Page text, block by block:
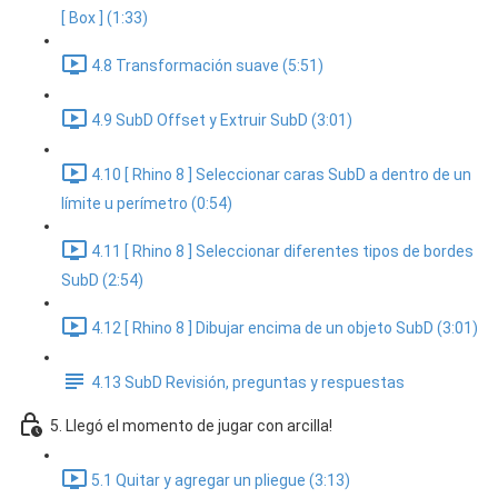
[ Box ] (1:33)
4.8 Transformación suave (5:51)
4.9 SubD Offset y Extruir SubD (3:01)
4.10 [ Rhino 8 ] Seleccionar caras SubD a dentro de un
límite u perímetro (0:54)
4.11 [ Rhino 8 ] Seleccionar diferentes tipos de bordes
SubD (2:54)
4.12 [ Rhino 8 ] Dibujar encima de un objeto SubD (3:01)
4.13 SubD Revisión, preguntas y respuestas
5. Llegó el momento de jugar con arcilla!
5.1 Quitar y agregar un pliegue (3:13)